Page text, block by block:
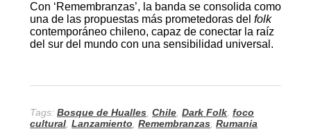
Con ‘Remembranzas’, la banda se consolida como
una de las propuestas más prometedoras del folk
contemporáneo chileno, capaz de conectar la raíz
del sur del mundo con una sensibilidad universal.
Tags: Bosque de Hualles Chile Dark Folk foco
cultural Lanzamiento Remembranzas Rumania